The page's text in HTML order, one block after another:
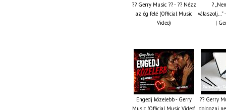
?? Gerry Music ?? - ?? Nézz
az ég felé (Official Music
Video)
?
válaszolj…”
|
Engedj közelebb - Gerry
Music (Official Music Video)
?? Gerry
dolgozni